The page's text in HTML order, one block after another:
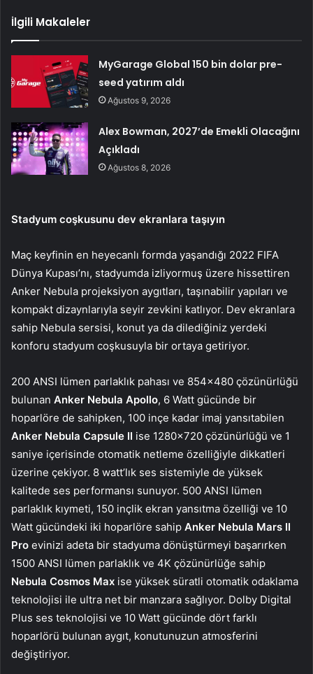
İlgili Makaleler
MyGarage Global 150 bin dolar pre-
seed yatırım aldı
Ağustos 9, 2026
Alex Bowman, 2027’de Emekli Olacağını
Açıkladı
Ağustos 8, 2026
Stadyum coşkusunu dev ekranlara taşıyın
Maç keyfinin en heyecanlı formda yaşandığı 2022 FIFA
Dünya Kupası’nı, stadyumda izliyormuş üzere hissettiren
Anker Nebula projeksiyon aygıtları, taşınabilir yapıları ve
kompakt dizaynlarıyla seyir zevkini katlıyor. Dev ekranlara
sahip Nebula sersisi, konut ya da dilediğiniz yerdeki
konforu stadyum coşkusuyla bir ortaya getiriyor.
200 ANSI lümen parlaklık pahası ve 854×480 çözünürlüğü
bulunan Anker Nebula Apollo, 6 Watt gücünde bir
hoparlöre de sahipken, 100 inçe kadar imaj yansıtabilen
Anker Nebula Capsule II ise 1280×720 çözünürlüğü ve 1
saniye içerisinde otomatik netleme özelliğiyle dikkatleri
üzerine çekiyor. 8 watt’lık ses sistemiyle de yüksek
kalitede ses performansı sunuyor. 500 ANSI lümen
parlaklık kıymeti, 150 inçlik ekran yansıtma özelliği ve 10
Watt gücündeki iki hoparlöre sahip Anker Nebula Mars II
Pro evinizi adeta bir stadyuma dönüştürmeyi başarırken
1500 ANSI lümen parlaklık ve 4K çözünürlüğe sahip
Nebula Cosmos Max ise yüksek süratli otomatik odaklama
teknolojisi ile ultra net bir manzara sağlıyor. Dolby Digital
Plus ses teknolojisi ve 10 Watt gücünde dört farklı
hoparlörü bulunan aygıt, konutunuzun atmosferini
değiştiriyor.